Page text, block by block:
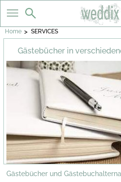
Home > SERVICES
Gästebücher in
Gästebücher und